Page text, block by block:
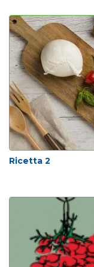
Ricetta 2